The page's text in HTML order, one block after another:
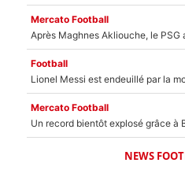
Mercato Football
Football
Mercato Football
NEWS